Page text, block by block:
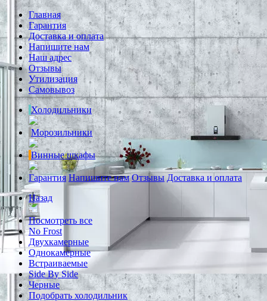
Главная
Гарантия
Доставка и оплата
Напишите нам
Наш адрес
Отзывы
Утилизация
Самовывоз
Холодильники
Морозильники
Винные шкафы
Гарантия Напишите нам Отзывы Доставка и оплата
Назад
Посмотреть все
No Frost
Двухкамерные
Однокамерные
Встраиваемые
Side By Side
Черные
Подобрать холодильник